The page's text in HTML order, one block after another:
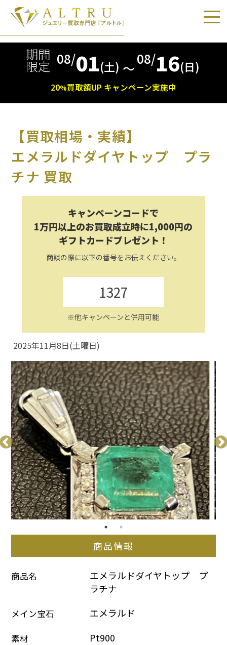
期間
限定 08/01(土) 〜
08/16(日)
20%買取額UP キャンペーン実施中
【買取相場・実績】
エメラルドダイヤトップ プラ
チナ 買取
キャンペーンコードで
1万円以上のお買取成立時に1,000円の
ギフトカードプレゼント！
商談の際に以下の番号をお伝えください。
1327
※他キャンペーンと併用可能
2025年11月8日(土曜日)
商品情報
商品名
エメラルドダイヤトップ　プ
ラチナ
メイン宝石 エメラルド
素材 Pt900